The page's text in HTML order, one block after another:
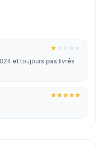
et toujours pas livrés